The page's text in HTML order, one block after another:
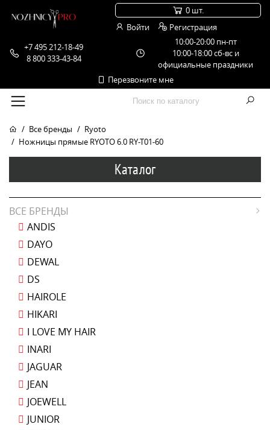
+7 495 212-18-49
8 800 333-43-84
10:00-20:00 пн-пт
10:00-18:00 сб-вс и
официальные праздники
Перезвоните мне
0 шт.
Войти
Регистрация
Все бренды
Ryoto
Ножницы прямые RYOTO 6.0 RY-T01-60
Каталог
ВСЕ БРЕНДЫ
ANDIS
DAYO
DEWAL
DS
HAIROLE
HIKARI
I LOVE MY HAIR
INARI
JAGUAR
JEAN
JOEWELL
JUNIOR